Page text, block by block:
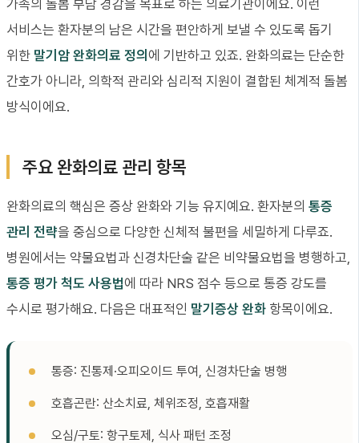
가족의 돌봄 부담 경감을 목표로 하는 의료기관이에요. 이런
서비스는 환자분의 남은 시간을 편안하게 보낼 수 있도록 돕기
위한 말기암 완화의료 정의 에 기반하고 있죠. 완화의료는 단순한
간호가 아니라, 의학적 관리와 심리적 지원이 결합된 체계적 돌봄
방식이에요.
주요 완화의료 관리 항목
완화의료의 핵심은 증상 완화와 기능 유지예요. 환자분의 통증
관리 전략을 중심으로 다양한 신체적 불편을 세밀하게 다루죠.
병원에서는 약물요법과 신경차단술 같은 비약물요법을 병행하고,
통증 평가 척도 사용법에 따라 NRS 점수 등으로 통증 강도를
수시로 평가해요. 다음은 대표적인 말기증상 완화 항목이에요.
통증: 진통제·오피오이드 투여, 신경차단술 병행
호흡곤란: 산소치료, 체위조정, 호흡재활
오심/구토: 항구토제, 식사 패턴 조정